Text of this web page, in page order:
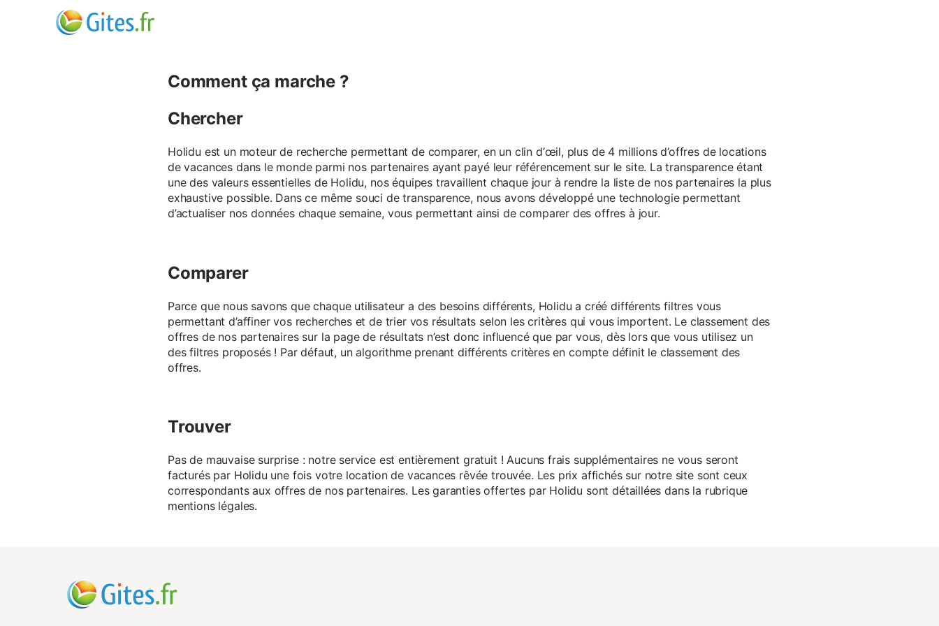
Comment ça marche ?
Chercher
Holidu est un moteur de recherche permettant de comparer, en un clin d’œil, plus de 4 millions d’offres de locations
de vacances dans le monde parmi nos partenaires ayant payé leur référencement sur le site. La transparence étant
une des valeurs essentielles de Holidu, nos équipes travaillent chaque jour à rendre la liste de nos partenaires la plus
exhaustive possible. Dans ce même souci de transparence, nous avons développé une technologie permettant
d’actualiser nos données chaque semaine, vous permettant ainsi de comparer des offres à jour.
Comparer
Parce que nous savons que chaque utilisateur a des besoins différents, Holidu a créé différents filtres vous
permettant d’affiner vos recherches et de trier vos résultats selon les critères qui vous importent. Le classement des
offres de nos partenaires sur la page de résultats n’est donc influencé que par vous, dès lors que vous utilisez un
des filtres proposés ! Par défaut, un algorithme prenant différents critères en compte définit le classement des
offres.
Trouver
Pas de mauvaise surprise : notre service est entièrement gratuit ! Aucuns frais supplémentaires ne vous seront
facturés par Holidu une fois votre location de vacances rêvée trouvée. Les prix affichés sur notre site sont ceux
correspondants aux offres de nos partenaires. Les garanties offertes par Holidu sont détaillées dans la rubrique
mentions légales.